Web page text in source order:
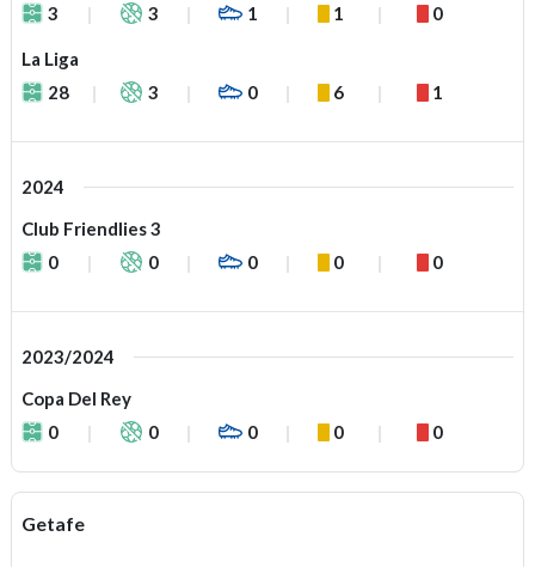
3
3 1 1 0
La Liga
28
3 0 6 1
2024
Club Friendlies 3
0
0 0 0 0
2023/2024
Copa Del Rey
0
0 0 0 0
Getafe